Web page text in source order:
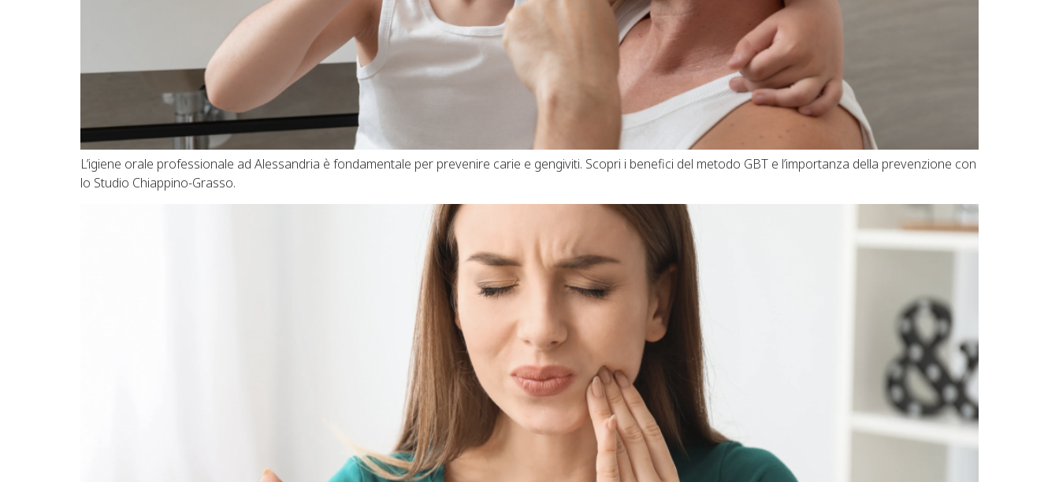
L’igiene orale professionale ad Alessandria è fondamentale per prevenire carie e gengiviti. Scopri i benefici del metodo GBT e l’importanza della prevenzione con
lo Studio Chiappino-Grasso.